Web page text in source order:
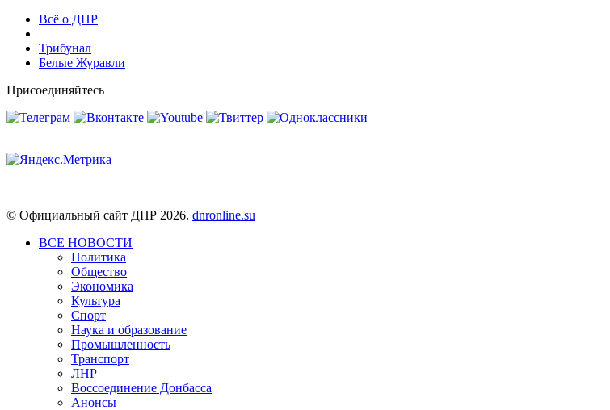
Всё о ДНР
Трибунал
Белые Журавли
Присоединяйтесь
© Официальный сайт ДНР 2026. dnronline.su
ВСЕ НОВОСТИ
Политика
Общество
Экономика
Культура
Спорт
Наука и образование
Промышленность
Транспорт
ЛНР
Воссоединение Донбасса
Анонсы